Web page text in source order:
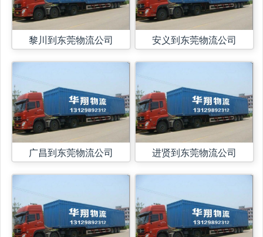
黎川到东莞物流公司
广昌到东莞物流公司
安义到东莞物流公司
进贤到东莞物流公司